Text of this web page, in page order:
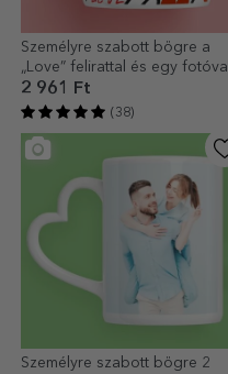
Személyre szabott bögre a
„Love” felirattal és egy fotóval
2 961 Ft
(38)
Személyre szabott bögre 2